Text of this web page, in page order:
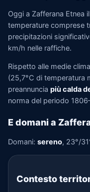
Oggi a Zafferana Etnea
temperature comprese
precipitazioni
km/h nelle raffiche.
Rispetto alle medie
(25,7°C di temperatura
preannuncia più calda
norma del periodo
E domani a
Domani: sereno, 23°/
Contesto